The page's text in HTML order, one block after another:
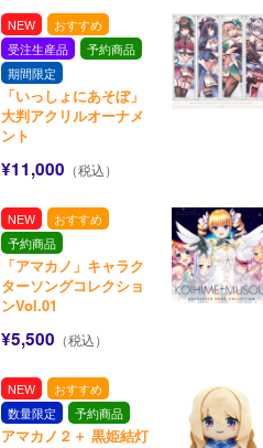
NEW
おすすめ
受注生産品
予約商品
期間限定
「いっしょにあそぼ」
大判アクリルオーナメ
ント
¥11,000 （税込）
NEW
おすすめ
予約商品
「アマカノ」キャラク
ターソングコレクショ
ンVol.01
¥5,500 （税込）
NEW
おすすめ
数量限定
予約商品
アマカノ２＋ 黒姫結灯